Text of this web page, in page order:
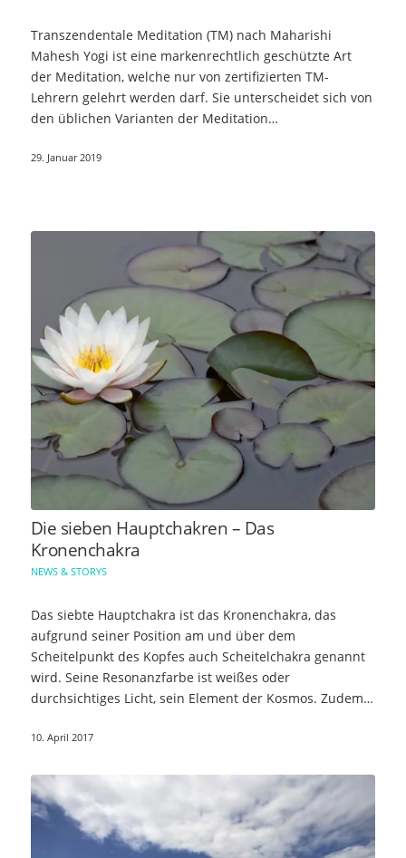
Transzendentale Meditation (TM) nach Maharishi
Mahesh Yogi ist eine markenrechtlich geschützte Art
der Meditation, welche nur von zertifizierten TM-
Lehrern gelehrt werden darf. Sie unterscheidet sich von
den üblichen Varianten der Meditation…
29. Januar 2019
Die sieben Hauptchakren – Das
Kronenchakra
NEWS & STORYS
Das siebte Hauptchakra ist das Kronenchakra, das
aufgrund seiner Position am und über dem
Scheitelpunkt des Kopfes auch Scheitelchakra genannt
wird. Seine Resonanzfarbe ist weißes oder
durchsichtiges Licht, sein Element der Kosmos. Zudem
10. April 2017